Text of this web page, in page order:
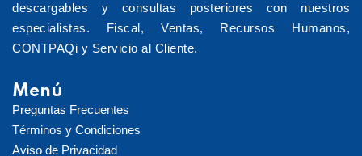
descargables y consultas posteriores con nuestros
especialistas. Fiscal, Ventas, Recursos Humanos,
CONTPAQi y Servicio al Cliente.
Menú
Preguntas Frecuentes
Términos y Condiciones
Aviso de Privacidad